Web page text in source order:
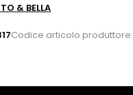
& BELLA
Codice articolo produttore: